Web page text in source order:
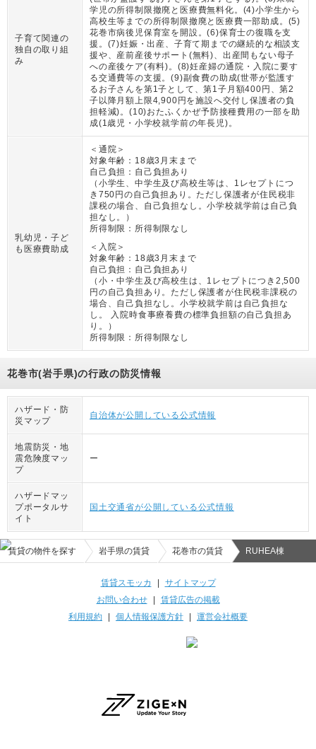
子育て関連の
独自の取り組
み
学児の所得制限撤廃と医療費無料化。(4)小学生から
高校生等までの所得制限撤廃と医療費一部助成。(5)
花巻市病後児保育室を開設。(6)保育士の復職を支
援。(7)妊娠・出産、子育て期までの継続的な相談支
援や、産前産後サポート(無料)、出産間もない母子
への産後ケア(有料)。(8)妊産婦の通院・入院に要す
る交通費等の支援。(9)副食費の助成(世帯が監護す
るお子さんを第1子として、第1子月額400円、第2
子以降月額上限4,900円を施設へ交付し保護者の負
担軽減)。(10)おたふくかぜ予防接種費用の一部を助
成(1歳児・小学校就学前の年長児)。
乳幼児・子ど
も医療費助成
＜通院＞
対象年齢： 18歳3月末まで
自己負担： 自己負担あり
（ 小学生、中学生及び高校生等は、1レセプトにつ
き750円の自己負担あり。ただし保護者が住民税非
課税の場合、自己負担なし。小学校就学前は自己負
担なし。
）
所得制限： 所得制限なし
＜入院＞
対象年齢： 18歳3月末まで
自己負担： 自己負担あり
（ 小・中学生及び高校生は、1レセプトにつき2,500
円の自己負担あり。ただし保護者が住民税非課税の
場合、自己負担なし。小学校就学前は自己負担な
し。 入院時食事療養費の標準負担額の自己負担あ
り。
）
所得制限： 所得制限なし
花巻市(岩手県)の行政の防災情報
ハザード・防
災マップ
自治体が公開している公式情報
地震防災・地
震危険度マッ
プ
ー
ハザードマッ
プポータルサ
イト
国土交通省が公開している公式情報
賃貸の物件を探す 岩手県の賃貸 花巻市の賃貸 RUHEA棟
賃貸スモッカ
サイトマップ
お問い合わせ| 賃貸広告の掲載
利用規約
個人情報保護方針 運営会社概要